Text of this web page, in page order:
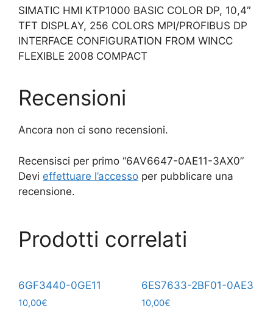
SIMATIC HMI KTP1000 BASIC COLOR DP, 10,4″
TFT DISPLAY, 256 COLORS MPI/PROFIBUS DP
INTERFACE CONFIGURATION FROM WINCC
FLEXIBLE 2008 COMPACT
Recensioni
Ancora non ci sono recensioni.
Recensisci per primo “6AV6647-0AE11-3AX0”
Devi effettuare l’accesso per pubblicare una
recensione.
Prodotti correlati
6GF3440-0GE11
10,00€
6ES7633-2BF01-0AE3
10,00€